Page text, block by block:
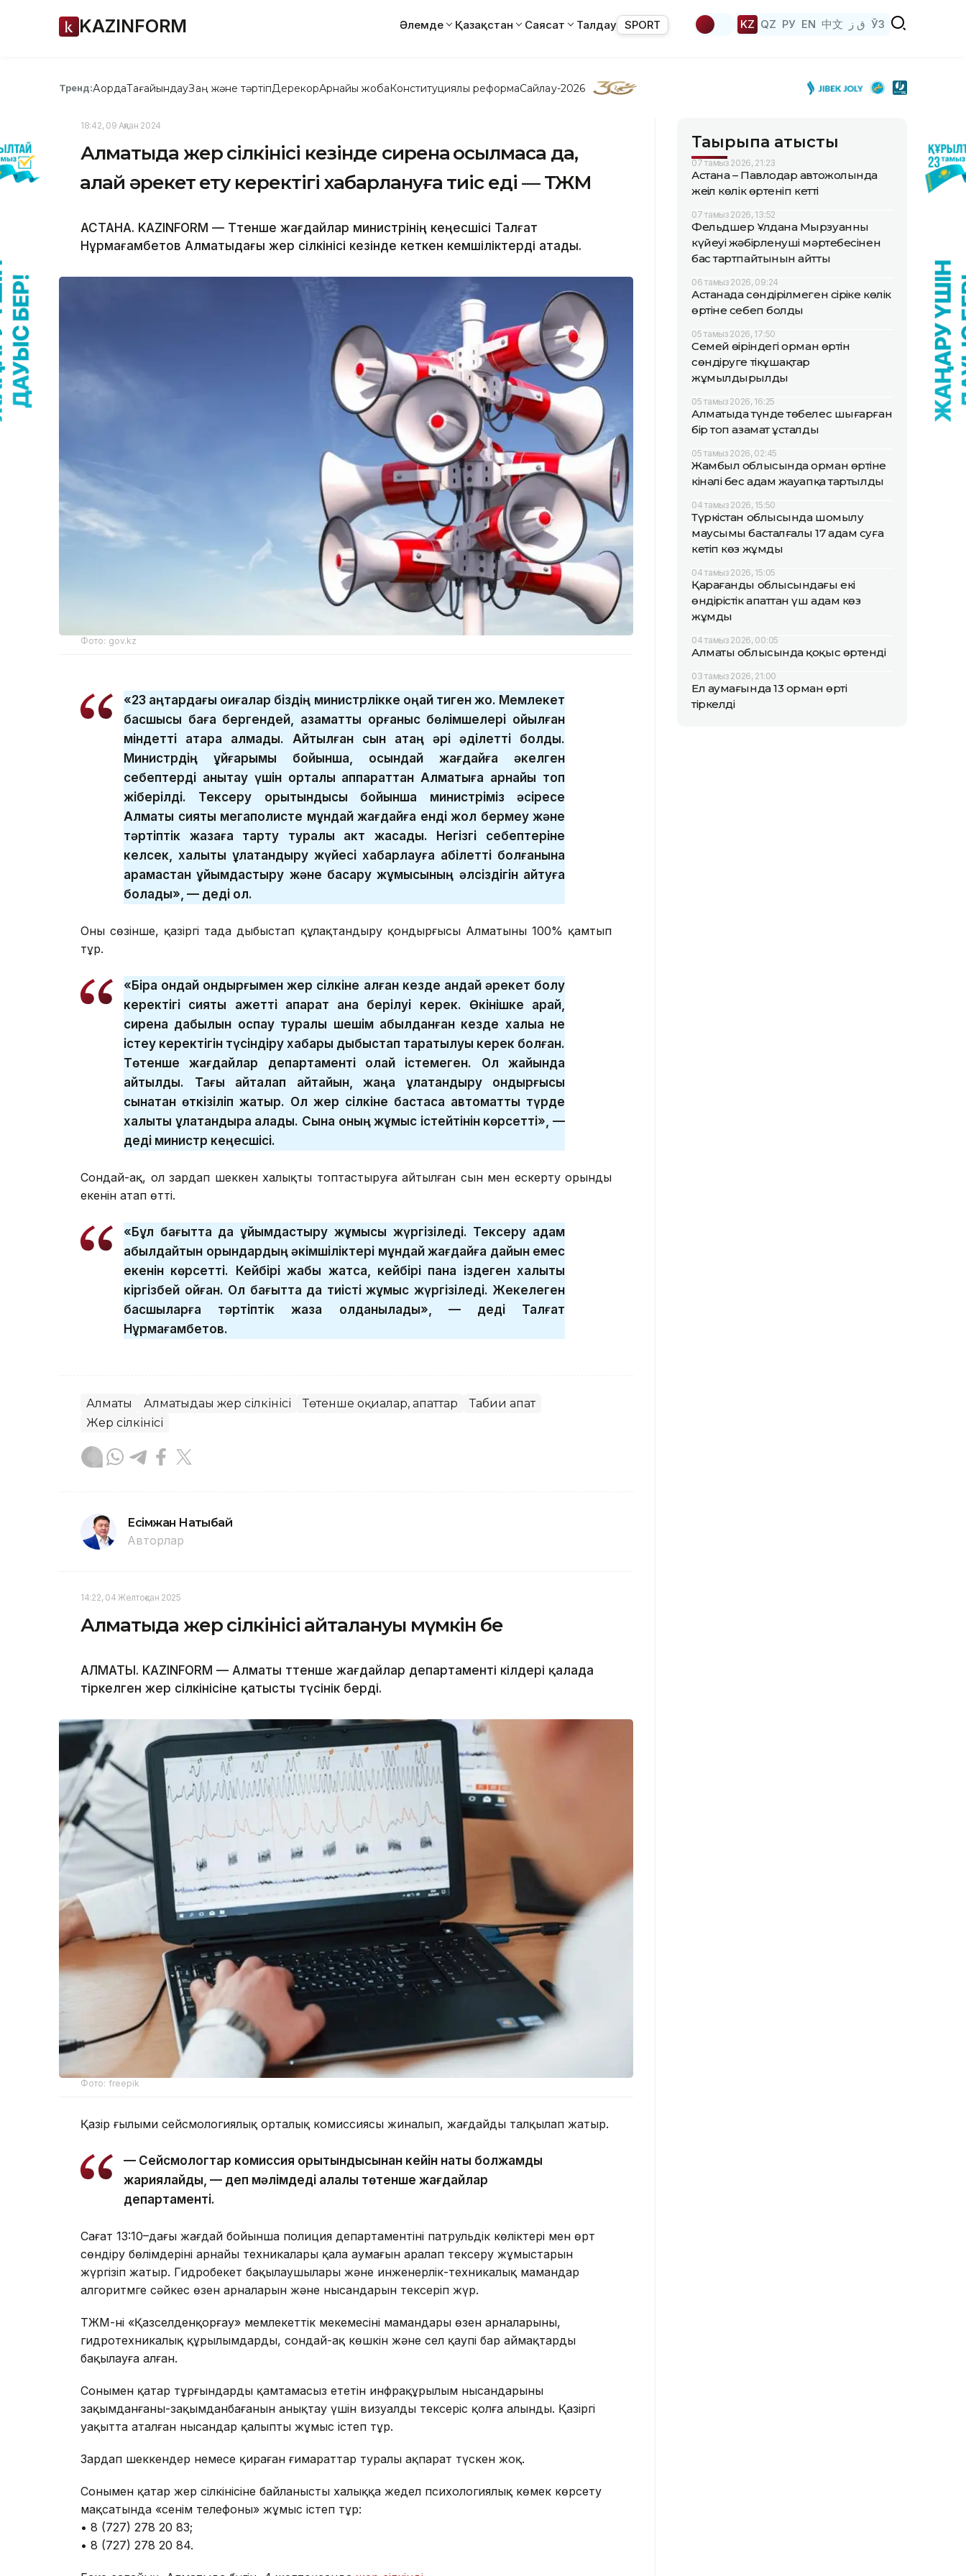
KAZINFORM Әлемде Қазақстан Саясат Талдау SPORT KZ QZ РУ EN 中文 ق ز ЎЗ
Тренд:АқордаТағайындауЗаң және тәртіпДерекқорАрнайы жобаКонституциялық реформаСайлау-2026
18:42, 09 Ақпан 2024
Алматыда жер сілкінісі кезінде сирена қосылмаса да,
қалай әрекет ету керектігі хабарлануға тиіс еді — ТЖМ
АСТАНА. KAZINFORM — Төтенше жағдайлар министрінің кеңесшісі Талғат
Нұрмағамбетов Алматыдағы жер сілкінісі кезінде кеткен кемшіліктерді атады.
Фото: gov.kz
«23 қаңтардағы оқиғалар біздің министрлікке оңай тиген жоқ. Мемлекет
басшысы баға бергендей, азаматтық қорғаныс бөлімшелері қойылған
міндетті атқара алмады. Айтылған сын қатаң әрі әділетті болды.
Министрдің ұйғарымы бойынша, осындай жағдайға әкелген
себептерді анықтау үшін орталық аппараттан Алматыға арнайы топ
жіберілді. Тексеру қорытындысы бойынша министріміз әсіресе
Алматы сияқты мегаполисте мұндай жағдайға енді жол бермеу және
тәртіптік жазаға тарту туралы акт жасады. Негізгі себептеріне
келсек, халықты құлақтандыру жүйесі хабарлауға қабілетті болғанына
қарамастан ұйымдастыру және басқару жұмысының әлсіздігін айтуға
болады», — деді ол.
Оның сөзінше, қазіргі таңда дыбыстап құлақтандыру қондырғысы Алматыны 100% қамтып
тұр.
«Бірақ ондай қондырғымен жер сілкіне қалған кезде қандай әрекет болу
керектігі сияқты қажетті ақпарат қана берілуі керек. Өкінішке қарай,
сирена дабылын қоспау туралы шешім қабылданған кезде халыққа не
істеу керектігін түсіндіру хабары дыбыстап таратылуы керек болған.
Төтенше жағдайлар департаменті олай істемеген. Ол жайында
айтылды. Тағы қайталап айтайын, жаңа құлақтандыру қондырғысы
сынақтан өткізіліп жатыр. Ол жер сілкіне бастаса автоматты түрде
халықты құлақтандыра алады. Сынақ оның жұмыс істейтінін көрсетті», —
деді министр кеңесшісі.
Сондай-ақ, ол зардап шеккен халықты топтастыруға айтылған сын мен ескерту орынды
екенін атап өтті.
«Бұл бағытта да ұйымдастыру жұмысы жүргізіледі. Тексеру адам
қабылдайтын орындардың әкімшіліктері мұндай жағдайға дайын емес
екенін көрсетті. Кейбірі жабық жатса, кейбірі пана іздеген халықты
кіргізбей қойған. Ол бағытта да тиісті жұмыс жүргізіледі. Жекелеген
басшыларға тәртіптік жаза қолданылады», — деді Талғат
Нұрмағамбетов.
Алматы Алматыдағы жер сілкінісі Төтенше оқиғалар, апаттар
Табиғи апат
Жер сілкінісі
Есімжан Нақтыбай
Авторлар
14:22, 04 Желтоқсан 2025
Алматыда жер сілкінісі қайталануы мүмкін бе
АЛМАТЫ. KAZINFORM — Алматы төтенше жағдайлар департаменті өкілдері қалада
тіркелген жер сілкінісіне қатысты түсінік берді.
Фото: freepik
Қазір ғылыми сейсмологиялық орталық комиссиясы жиналып, жағдайды талқылап жатыр.
— Сейсмологтар комиссия қорытындысынан кейін нақты болжамды
жариялайды, — деп мәлімдеді қалалық төтенше жағдайлар
департаменті.
Сағат 13:10–дағы жағдай бойынша полиция департаментінің патрульдік көліктері мен өрт
сөндіру бөлімдерінің арнайы техникалары қала аумағын аралап тексеру жұмыстарын
жүргізіп жатыр. Гидробекет бақылаушылары және инженерлік-техникалық мамандар
алгоритмге сәйкес өзен арналарын және нысандарын тексеріп жүр.
ТЖМ-нің «Қазселденқорғау» мемлекеттік мекемесінің мамандары өзен арналарының,
гидротехникалық құрылымдардың, сондай-ақ көшкін және сел қаупі бар аймақтарды
бақылауға алған.
Сонымен қатар тұрғындарды қамтамасыз ететін инфрақұрылым нысандарының
зақымданғаны-зақымданбағанын анықтау үшін визуалды тексеріс қолға алынды. Қазіргі
уақытта аталған нысандар қалыпты жұмыс істеп тұр.
Зардап шеккендер немесе қираған ғимараттар туралы ақпарат түскен жоқ.
Сонымен қатар жер сілкінісіне байланысты халыққа жедел психологиялық көмек көрсету
мақсатында «сенім телефоны» жұмыс істеп тұр:
• 8 (727) 278 20 83;
• 8 (727) 278 20 84.
Тақырыпқа қатысты
07 тамыз 2026, 21:23
Астана – Павлодар автожолында
жеңіл көлік өртеніп кетті
07 тамыз 2026, 13:52
Фельдшер Ұлдана Мырзуанның
күйеуі жәбірленуші мәртебесінен
бас тартпайтынын айтты
06 тамыз 2026, 09:24
Астанада сөндірілмеген сіріңке көлік
өртіне себеп болды
05 тамыз 2026, 17:50
Семей өңіріндегі орман өртін
сөндіруге тікұшақтар
жұмылдырылды
05 тамыз 2026, 16:25
Алматыда түнде төбелес шығарған
бір топ азамат ұсталды
05 тамыз 2026, 02:45
Жамбыл облысында орман өртіне
кінәлі бес адам жауапқа тартылды
04 тамыз 2026, 15:50
Түркістан облысында шомылу
маусымы басталғалы 17 адам суға
кетіп көз жұмды
04 тамыз 2026, 15:05
Қарағанды облысындағы екі
өндірістік апаттан үш адам көз
жұмды
04 тамыз 2026, 00:05
Алматы облысында қоқыс өртенді
03 тамыз 2026, 21:00
Ел аумағында 13 орман өрті
тіркелді